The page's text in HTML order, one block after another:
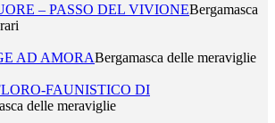
– PASSO DEL VIVIONEBergamasca
AD AMORABergamasca delle meraviglie
FAUNISTICO DI
delle meraviglie